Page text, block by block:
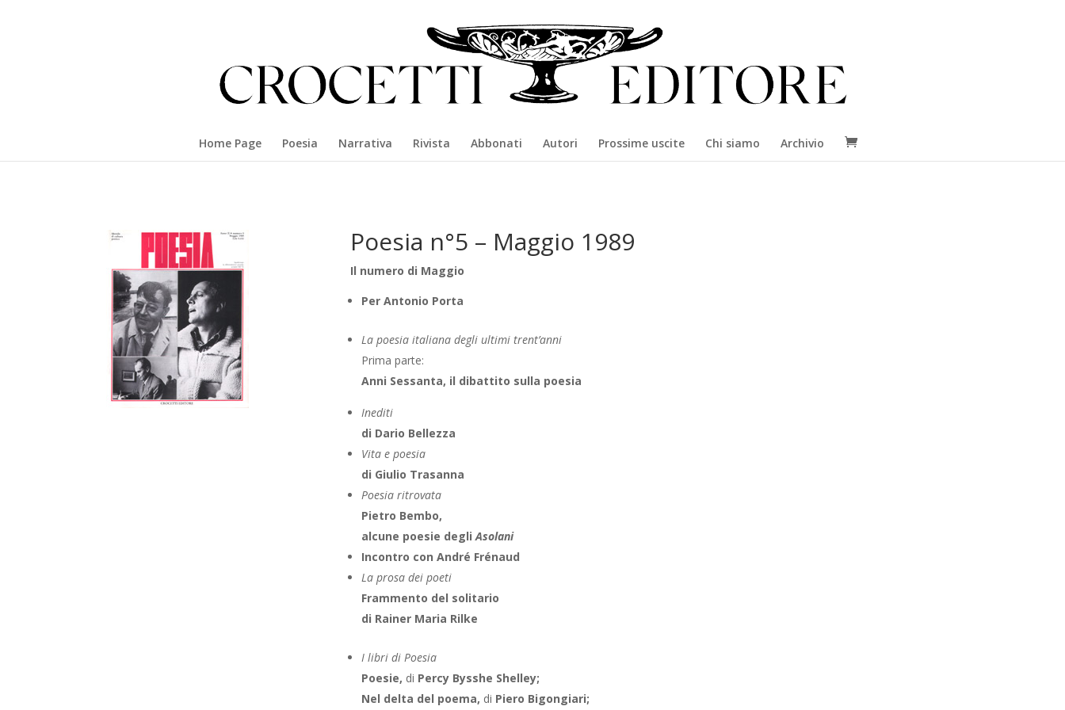
Home Page Poesia Narrativa Rivista Abbonati Autori Prossime uscite Chi siamo Archivio
Poesia n°5 – Maggio 1989
Il numero di Maggio
Per Antonio Porta
La poesia italiana degli ultimi trent’anni
Prima parte:
Anni Sessanta, il dibattito sulla poesia
Inediti
di Dario Bellezza
Vita e poesia
di Giulio Trasanna
Poesia ritrovata
Pietro Bembo,
alcune poesie degliAsolani
Incontro con André Frénaud
La prosa dei poeti
Frammento del solitario
di Rainer Maria Rilke
I libri di Poesia
Poesie, di Percy Bysshe Shelley;
Nel delta del poema, di Piero Bigongiari;